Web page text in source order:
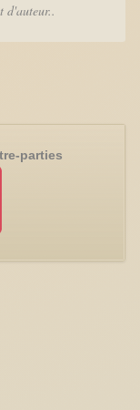
d'auteur..
parties